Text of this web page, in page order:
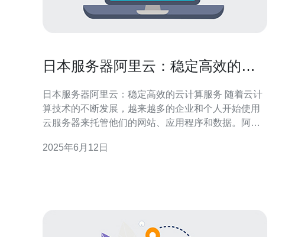
日本服务器阿里云：稳定高效的云
日本服务器阿里云：稳定高效的云计算服务 随着云计
算技术的不断发展，越来越多的企业和个人开始使用
云服务器来托管他们的网站、应用程序和数据。阿里
地区的服务器也备受青睐。 日本服务器阿里云具有以
2025年6月12日